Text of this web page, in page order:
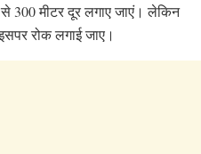
300 मीटर दूर लगाए जाएं। लेकिन
रोक लगाई जाए।